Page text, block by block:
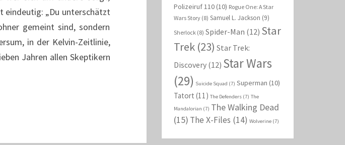
eindeutig: „Du unterschätzt
gemeint sind, sondern
in der Kelvin-Zeitlinie,
Jahren allen Skeptikern
Polizeiruf 110(10) Rogue One: A Star
Wars Story(8) Samuel L. Jackson (9)
Sherlock(8) Spider-Man (12) Star
Trek(23) Star Trek:
Discovery(12) Star Wars
(29) Suicide Squad (7) Superman (10)
Tatort (11) The Defenders(7) The
Mandalorian (7) The Walking Dead
(15) The X-Files (14) Wolverine(7)